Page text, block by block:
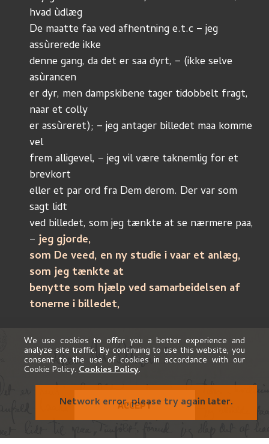
hvad ùdlæg
De maatte faa ved afhentning e.t.c – jeg
assùrerede ikke
denne gang, da det er saa dyrt, – (ikke selve
asùrancen
er dyr, men dampskibene tager tidobbelt fragt,
naar et colly
er assùreret); – jeg antager billedet maa komme
vel
frem alligevel, – jeg vil være taknemlig for et
brevkort
eller et par ord fra Dem derom. Der var som
sagt lidt
ved billedet, som jeg tænkte at se nærmere paa,
– jeg gjorde,
som De veed, en ny studie i vaar et anlæg,
som jeg tænkte at
benytte som hjælp ved samarbeidelsen af
tonerne i billedet,
længere i billedet
, –
hvis De beholder billedet selv, kùnde der kanske
være smaa-
ting, som jeg fik lov at retoùchere lidt paa
senere?
Prisen paa billedet var vistnok ifölge et löfte i
We use cookies to offer you a better experience and
analyze site traffic. By continuing to use this website, you
consent to the use of cookies in accordance with our
Cookie Policy. Cookies Policy.
ACCEPT
Network error, please try again later.